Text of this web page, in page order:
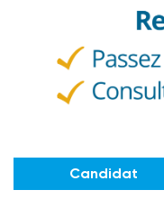
Candidat